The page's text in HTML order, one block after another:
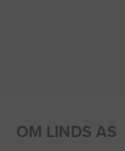
OM LINDS AS